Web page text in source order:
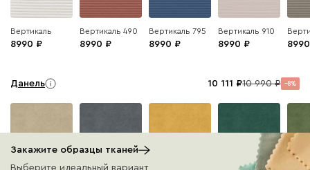
Вертикаль
8990
Вертикаль 490
8990
Вертикаль 795
8990
Вертикаль 910
8990 8990
Данель 10 111 10 990 8
Закажите образцы тканей
Выберите идеальный вариант